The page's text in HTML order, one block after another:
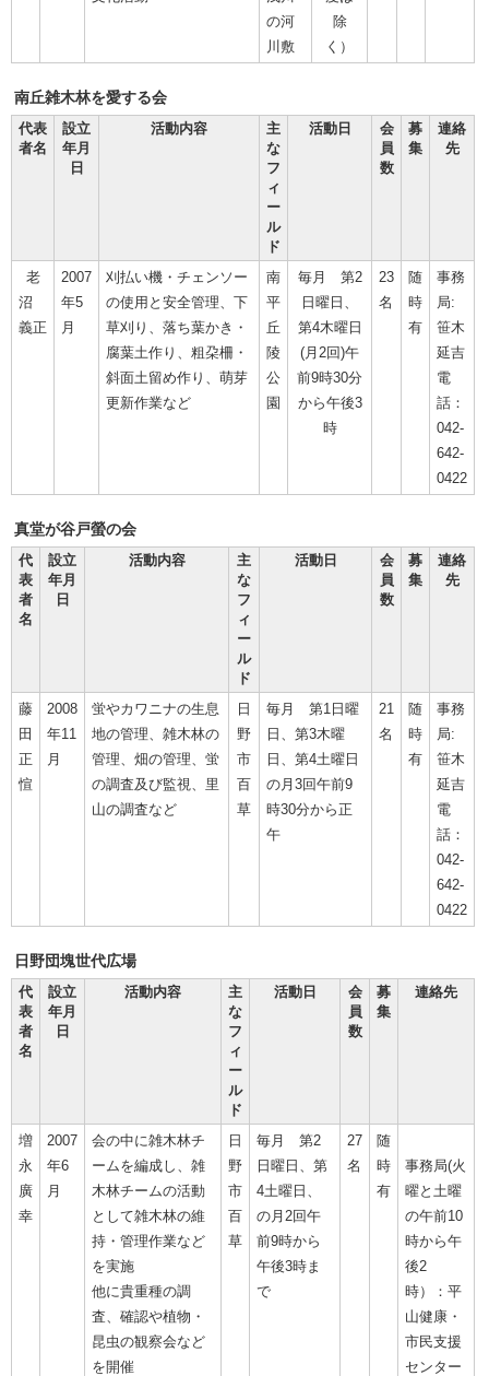
の河
川敷
除
く）
南丘雑木林を愛する会
代表
者名
設立
年月
日
活動内容
主
な
フ
ィ
ー
ル
ド
活動日
会
員
数
募
集
連絡
先
老
沼
義正
2007
年5
月
刈払い機・チェンソー
の使用と安全管理、下
草刈り、落ち葉かき・
腐葉土作り、粗朶柵・
斜面土留め作り、萌芽
更新作業など
南
平
丘
陵
公
園
毎月 第2
日曜日、
第4木曜日
(月2回)午
前9時30分
から午後3
時
23
名
随
時
有
事務
局:
笹木
延吉
電
話：
042-
642-
0422
真堂が谷戸螢の会
代
表
者
名
設立
年月
日
活動内容
主
な
フ
ィ
ー
ル
ド
活動日
会
員
数
募
集
連絡
先
藤
田
正
愃
2008
年11
月
蛍やカワニナの生息
地の管理、雑木林の
管理、畑の管理、蛍
の調査及び監視、里
山の調査など
日
野
市
百
草
毎月 第1日曜
日、第3木曜
日、第4土曜日
の月3回午前9
時30分から正
午
21
名
随
時
有
事務
局:
笹木
延吉
電
話：
042-
642-
0422
日野団塊世代広場
代
表
者
名
設立
年月
日
活動内容
主
な
フ
ィ
ー
ル
ド
活動日
会
員
数
募
集
連絡先
増
永
廣
幸
2007
年6
月
会の中に雑木林チ
ームを編成し、雑
木林チームの活動
として雑木林の維
持・管理作業など
を実施
他に貴重種の調
査、確認や植物・
昆虫の観察会など
を開催
日
野
市
百
草
毎月 第2
日曜日、第
4土曜日、
の月2回午
前9時から
午後3時ま
で
27
名
随
時
有
事務局(火
曜と土曜
の午前10
時から午
後2
時）：平
山健康・
市民支援
センター